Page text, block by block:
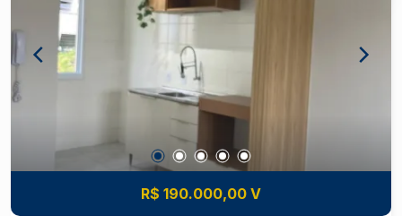
minutos do centro de Piracicaba; - Documentação
regular, com matrícula individualizada. -
Destaques da localização: - Bairro em constante
desenvolvimento; - Excelente mobilidade para
diversas regiões da cidade; - Região valorizada
pela tranquilidade e qualidade de vida; - Ideal
para quem deseja construir a casa própria ou
investir em um terreno com ótimo potencial de
informações e agende uma visita!
R$ 190.000,00 V